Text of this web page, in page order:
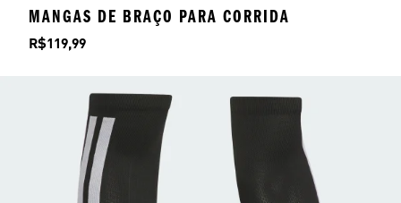
MANGAS DE BRAÇO PARA CORRIDA
Preço
R$119,99